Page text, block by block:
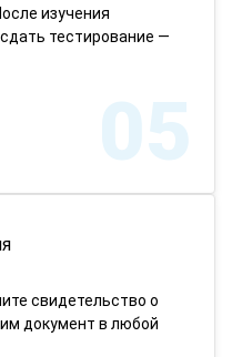
изучения
тестирование —
05
свидетельство о
документ в любой